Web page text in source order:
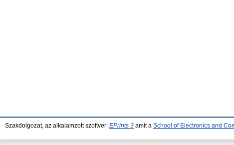
Szakdolgozat, az alkalamzott szoftver: EPrints 3 amit a School of Electronics and